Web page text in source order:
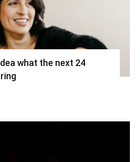
what the next 24